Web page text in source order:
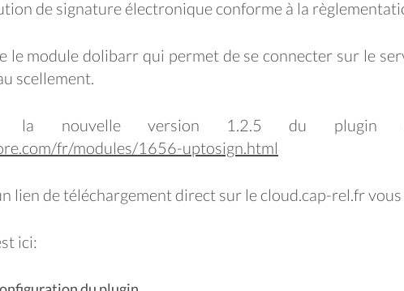
de signature électronique conforme à la
le module dolibarr qui permet de se connecter sur le
scellement.
la nouvelle version 1.2.5 du plugin
fr/modules/1656-uptosign.html
lien de téléchargement direct sur le cloud.cap-rel.fr
ici: